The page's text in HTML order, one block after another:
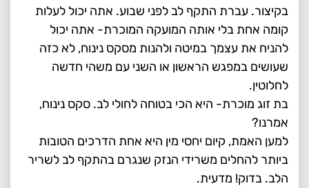
בקיצור. עברת התקף לב לפני שבוע. אתה יכול לעלות
קומה אחת בלי אותה המועקה המוכרת- אתה יכול
להניח את עצמך במיטה ולהנות מסקס נינוח, לא כזה
שעושים במפגש הראשון או השני עם משהי חדשה
לחלוטין.
בת זוג מוכרת- היא הכי בטוחה לחולי לב. סקס נינוח,
אמרנו?
למען האמת, קיום יחסי מין היא אחת הדרכים הטובות
ביותר להחלים משרידי הנזק שנגרם בהתקף לב לשריר
הלב. בדוק! מדעית.